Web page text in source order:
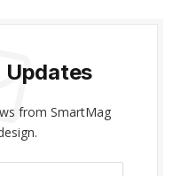
Updates
from SmartMag